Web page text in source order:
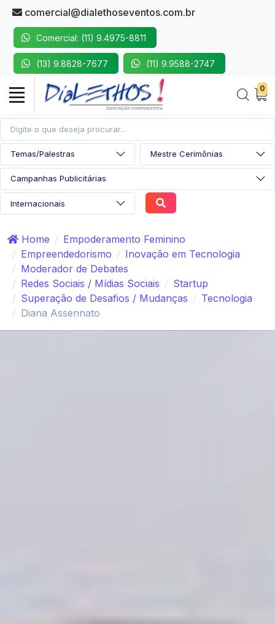
comercial@dialethoseventos.com.br
Comercial: (11) 9.4975-8811
(13) 9.8828-7677 (11) 9.9588-2747
0
Home
Empoderamento Feminino
Empreendedorismo
Inovação em Tecnologia
Moderador de Debates
Redes Sociais / Mídias Sociais
Startup
Superação de Desafios / Mudanças
Tecnologia
Diana Assennato